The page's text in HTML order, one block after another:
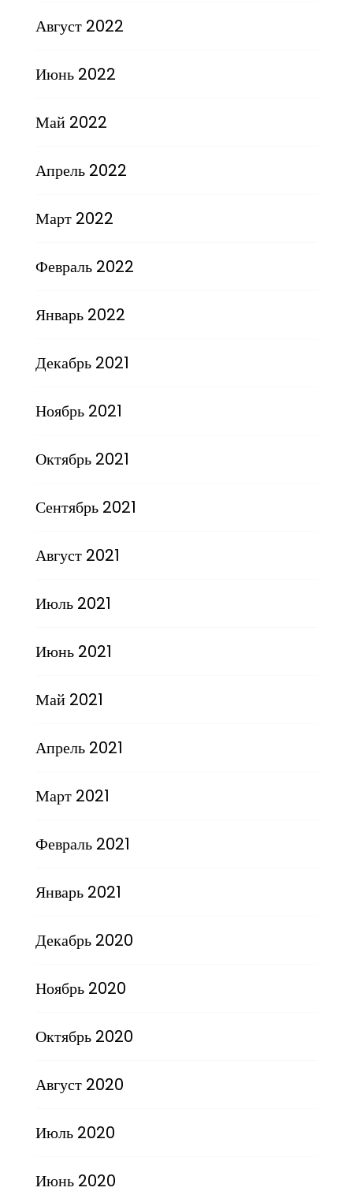
Август 2022
Июнь 2022
Май 2022
Апрель 2022
Март 2022
Февраль 2022
Январь 2022
Декабрь 2021
Ноябрь 2021
Октябрь 2021
Сентябрь 2021
Август 2021
Июль 2021
Июнь 2021
Май 2021
Апрель 2021
Март 2021
Февраль 2021
Январь 2021
Декабрь 2020
Ноябрь 2020
Октябрь 2020
Август 2020
Июль 2020
Июнь 2020